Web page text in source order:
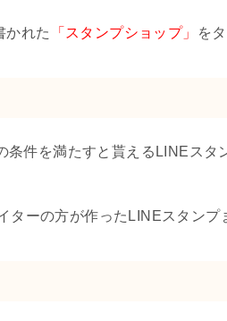
かれた 「スタンプショップ」 を
件を満たすと貰えるLINEスタ
ーの方が作ったLINEスタンプ